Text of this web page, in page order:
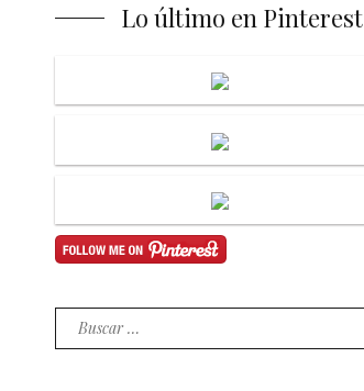
Lo último en Pinterest
Buscar
por: